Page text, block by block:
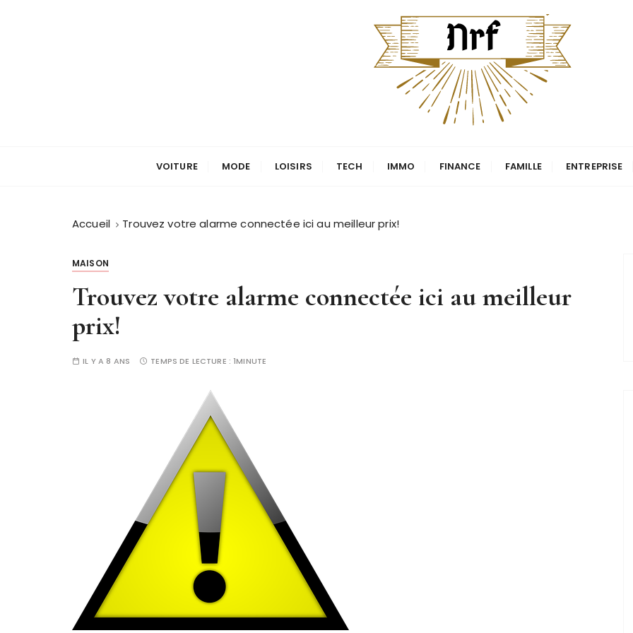
Centenaire Nrf
VOITURE MODE LOISIRS TECH IMMO FINANCE FAMILLE ENTREPRISE
Accueil Trouvez votre alarme connectée ici au meilleur prix!
MAISON
Trouvez votre alarme connectée ici au meilleur
prix!
IL Y A 8 ANS TEMPS DE LECTURE :1MINUTE